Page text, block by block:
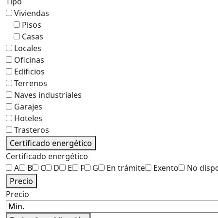
Viviendas
Pisos
Casas
Locales
Oficinas
Edificios
Terrenos
Naves industriales
Garajes
Hoteles
Trasteros
Certificado energético
Certificado energético
A
B C D E F G En trámite Exento
No
Precio
Precio